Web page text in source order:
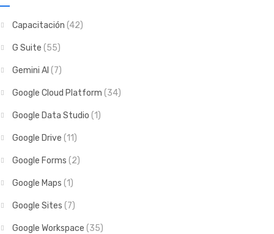
Capacitación (42)
G Suite (55)
Gemini AI (7)
Google Cloud Platform (34)
Google Data Studio (1)
Google Drive (11)
Google Forms (2)
Google Maps (1)
Google Sites (7)
Google Workspace (35)